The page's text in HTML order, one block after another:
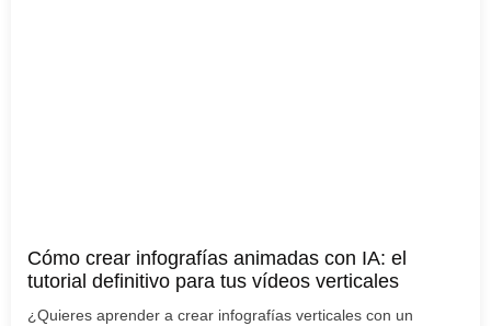
Cómo crear infografías animadas con IA: el
tutorial definitivo para tus vídeos verticales
¿Quieres aprender a crear infografías verticales con un